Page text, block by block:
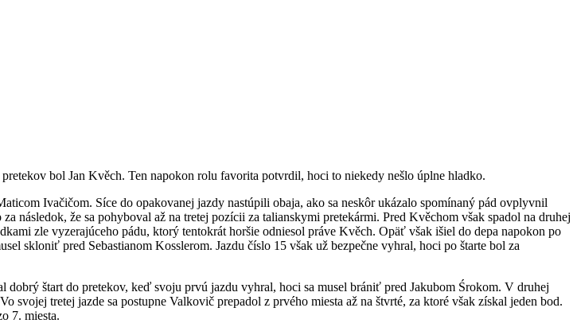
bol Jan Kvěch. Ten napokon rolu favorita potvrdil, hoci to niekedy nešlo úplne hladko.
Ivačičom. Síce do opakovanej jazdy nastúpili obaja, ako sa neskôr ukázalo spomínaný pád ovplyvnil
následok, že sa pohyboval až na tretej pozícii za talianskymi pretekármi. Pred Kvěchom však spadol na druhej
zle vyzerajúceho pádu, ktorý tentokrát horšie odniesol práve Kvěch. Opäť však išiel do depa napokon po
skloniť pred Sebastianom Kosslerom. Jazdu číslo 15 však už bezpečne vyhral, hoci po štarte bol za
štart do pretekov, keď svoju prvú jazdu vyhral, hoci sa musel brániť pred Jakubom Śrokom. V druhej
svojej tretej jazde sa postupne Valkovič prepadol z prvého miesta až na štvrté, za ktoré však získal jeden bod.
7. miesta.